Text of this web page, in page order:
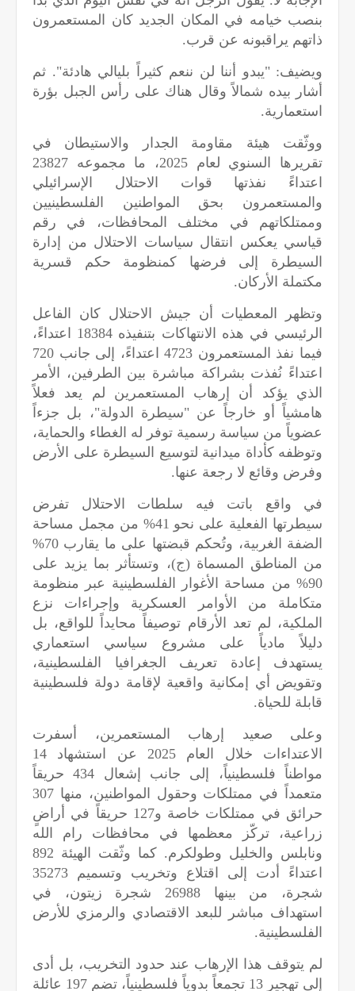
بنصب خيامه في المكان الجديد كان المستعمرون
ذاتهم يراقبونه عن قرب.
ويضيف: "يبدو أننا لن ننعم كثيراً بليالي هادئة". ثم
أشار بيده شمالاً وقال هناك على رأس الجبل بؤرة
استعمارية.
ووثّقت هيئة مقاومة الجدار والاستيطان في
تقريرها السنوي لعام 2025، ما مجموعه 23827
اعتداءً نفذتها قوات الاحتلال الإسرائيلي
والمستعمرون بحق المواطنين الفلسطينيين
وممتلكاتهم في مختلف المحافظات، في رقم
قياسي يعكس انتقال سياسات الاحتلال من إدارة
السيطرة إلى فرضها كمنظومة حكم قسرية
مكتملة الأركان.
وتظهر المعطيات أن جيش الاحتلال كان الفاعل
الرئيسي في هذه الانتهاكات بتنفيذه 18384 اعتداءً،
فيما نفذ المستعمرون 4723 اعتداءً، إلى جانب 720
اعتداءً نُفذت بشراكة مباشرة بين الطرفين، الأمر
الذي يؤكد أن إرهاب المستعمرين لم يعد فعلاً
هامشياً أو خارجاً عن "سيطرة الدولة"، بل جزءاً
عضوياً من سياسة رسمية توفر له الغطاء والحماية،
وتوظفه كأداة ميدانية لتوسيع السيطرة على الأرض
وفرض وقائع لا رجعة عنها.
في واقع باتت فيه سلطات الاحتلال تفرض
سيطرتها الفعلية على نحو 41% من مجمل مساحة
الضفة الغربية، وتُحكم قبضتها على ما يقارب 70%
من المناطق المسماة (ج)، وتستأثر بما يزيد على
90% من مساحة الأغوار الفلسطينية عبر منظومة
متكاملة من الأوامر العسكرية وإجراءات نزع
الملكية، لم تعد الأرقام توصيفاً محايداً للواقع، بل
دليلاً مادياً على مشروع سياسي استعماري
يستهدف إعادة تعريف الجغرافيا الفلسطينية،
وتقويض أي إمكانية واقعية لإقامة دولة فلسطينية
قابلة للحياة.
وعلى صعيد إرهاب المستعمرين، أسفرت
الاعتداءات خلال العام 2025 عن استشهاد 14
مواطناً فلسطينياً، إلى جانب إشعال 434 حريقاً
متعمداً في ممتلكات وحقول المواطنين، منها 307
حرائق في ممتلكات خاصة و127 حريقاً في أراضٍ
زراعية، تركّز معظمها في محافظات رام الله
ونابلس والخليل وطولكرم. كما وثّقت الهيئة 892
اعتداءً أدت إلى اقتلاع وتخريب وتسميم 35273
شجرة، من بينها 26988 شجرة زيتون، في
استهداف مباشر للبعد الاقتصادي والرمزي للأرض
الفلسطينية.
لم يتوقف هذا الإرهاب عند حدود التخريب، بل أدى
إلى تهجير 13 تجمعاً بدوياً فلسطينياً، تضم 197 عائلة